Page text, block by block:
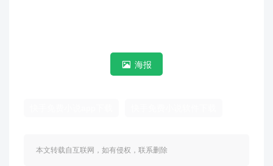
海报
本文转载自互联网，如有侵权，联系删除